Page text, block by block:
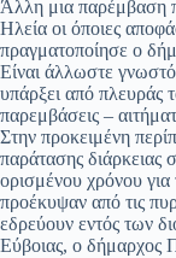
Άλλη μια παρέμβαση
Ηλεία οι όποιες
πραγματοποίησε ο
Είναι άλλωστε
υπάρξει από πλευράς
παρεμβάσεις –
Στην προκειμένη
παράτασης διάρκειας
ορισμένου χρόνου
προέκυψαν από τις
εδρεύουν εντός των
Εύβοιας, ο δήμαρχος